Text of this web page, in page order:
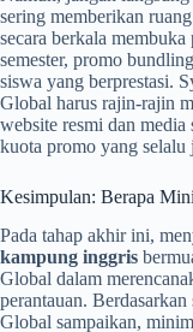
sering memberikan
secara berkala
semester, promo
siswa yang berprestasi.
Global harus rajin-rajin
website resmi dan
kuota promo yang selalu
Kesimpulan: Berapa
Pada tahap akhir ini,
kampung inggris
Global dalam
perantauan.
Global sampaikan,